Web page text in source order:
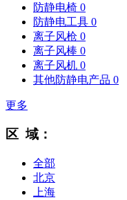
防静电椅 0
防静电工具 0
离子风枪 0
离子风棒 0
离子风机 0
其他防静电产品 0
更多
区 域：
全部
北京
上海